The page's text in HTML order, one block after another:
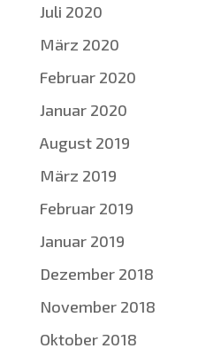
Juli 2020
März 2020
Februar 2020
Januar 2020
August 2019
März 2019
Februar 2019
Januar 2019
Dezember 2018
November 2018
Oktober 2018